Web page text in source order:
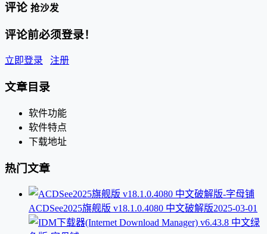
评论 抢沙发
评论前必须登录！
立即登录 注册
文章目录
软件功能
软件特点
下载地址
热门文章
ACDSee2025旗舰版 v18.1.0.4080 中文破解版2025-03-01